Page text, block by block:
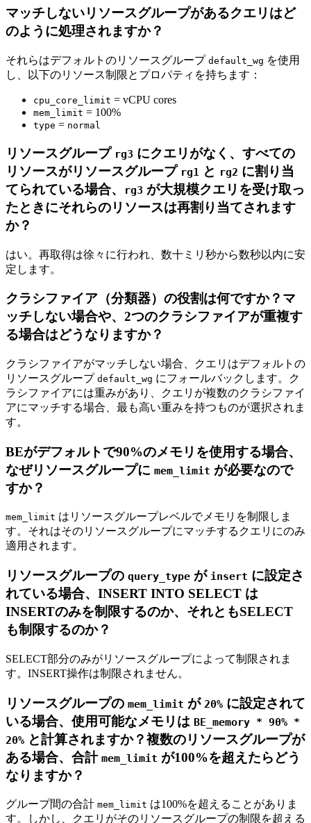
マッチしないリソースグループがあるクエリはど
のように処理されますか？
それらはデフォルトのリソースグループ default_wg を使用
し、以下のリソース制限とプロパティを持ちます：
cpu_core_limit = vCPU cores
mem_limit = 100%
type = normal
リソースグループ rg3 にクエリがなく、すべての
リソースがリソースグループ rg1 と rg2 に割り当
てられている場合、
rg3 が大規模クエリを受け取っ
たときにそれらのリソースは再割り当てされます
か？
はい。再取得は徐々に行われ、数十ミリ秒から数秒以内に安
定します。
クラシファイア（分類器）の役割は何ですか？マ
ッチしない場合や、2つのクラシファイアが重複す
る場合はどうなりますか？
クラシファイアがマッチしない場合、クエリはデフォルトの
リソースグループ default_wg にフォールバックします。ク
ラシファイアには重みがあり、クエリが複数のクラシファイ
アにマッチする場合、最も高い重みを持つものが選択されま
す。
BEがデフォルトで90%のメモリを使用する場合、
なぜリソースグループに mem_limit が必要なので
すか？
mem_limit はリソースグループレベルでメモリを制限しま
す。それはそのリソースグループにマッチするクエリにのみ
適用されます。
リソースグループの query_type が insert に設定さ
れている場合、INSERT INTO SELECT は
INSERTのみを制限するのか、それともSELECT
も制限するのか？
SELECT部分のみがリソースグループによって制限されま
す。INSERT操作は制限されません。
リソースグループの mem_limit が 20% に設定されて
いる場合、使用可能なメモリは BE_memory * 90% *
20% と計算されますか？複数のリソースグループが
ある場合、合計 mem_limit が100%を超えたらどう
なりますか？
グループ間の合計 mem_limit は100%を超えることがありま
す。しかし、クエリがそのリソースグループの制限を超える